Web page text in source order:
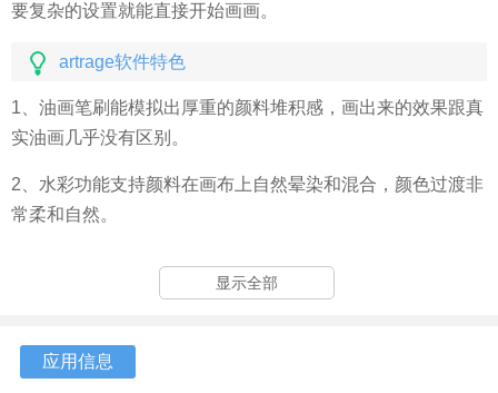
要复杂的设置就能直接开始画画。
artrage软件特色
1、油画笔刷能模拟出厚重的颜料堆积感，画出来的效果跟真
实油画几乎没有区别。
2、水彩功能支持颜料在画布上自然晕染和混合，颜色过渡非
常柔和自然。
自己想要的任何色调。
显示全部
应用信息